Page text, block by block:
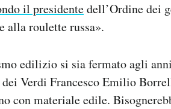
il presidentedell’Ordine dei
alla roulette russa».
edilizio si sia fermato agli
Verdi Francesco Emilio
con materiale edile.